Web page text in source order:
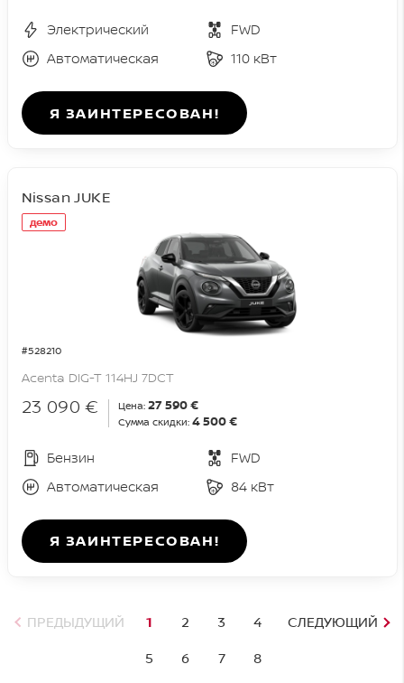
Электрический
FWD
Автоматическая
110 кВт
Я ЗАИНТЕРЕСОВАН!
демо
#528210
Nissan JUKE
Acenta DIG-T 114HJ 7DCT
23 090 € Цена: 27 590 €
Сумма скидки: 4 500 €
Бензин
FWD
Автоматическая
84 кВт
Я ЗАИНТЕРЕСОВАН!
ПРЕДЫДУЩИЙ СЛЕДУЮЩИЙ
1 2 3
4
5
6 7
8